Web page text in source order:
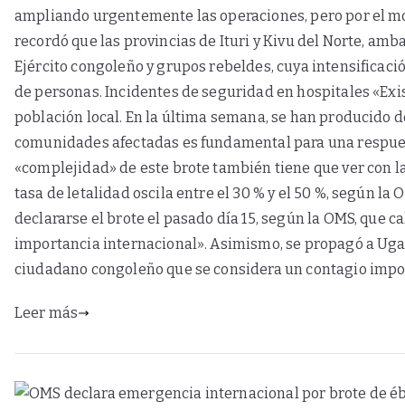
ampliando urgentemente las operaciones, pero por el
recordó que las provincias de Ituri y Kivu del Norte,
Ejército congoleño y grupos rebeldes, cuya
de personas. Incidentes de seguridad en hospitales
población local. En la última semana, se han producido
comunidades afectadas es fundamental para una
«complejidad» de este brote también tiene que ver con
tasa de letalidad oscila entre el 30 % y el 50 %, según
declararse el brote el pasado día 15, según la OMS, que
importancia internacional». Asimismo, se propagó a
ciudadano congoleño que se considera un contagio
Leer más